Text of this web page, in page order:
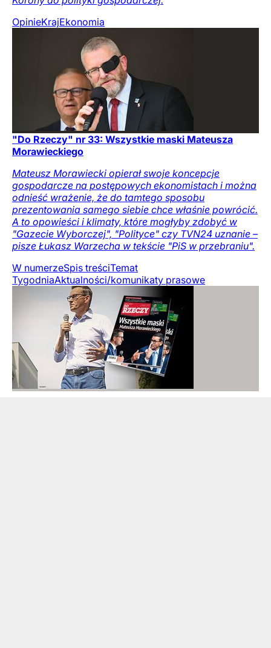
OpinieKrajEkonomia
"Do Rzeczy" nr 33: Wszystkie maski Mateusza
Morawieckiego
Mateusz Morawiecki opierał swoje koncepcje
gospodarcze na postępowych ekonomistach i można
odnieść wrażenie, że do tamtego sposobu
prezentowania samego siebie chce właśnie powrócić.
A to opowieści i klimaty, które mogłyby zdobyć w
"Gazecie Wyborczej", "Polityce" czy TVN24 uznanie –
pisze Łukasz Warzecha w tekście "PiS w przebraniu".
W numerzeSpis treściTemat
TygodniaAktualności/komunikaty prasowe